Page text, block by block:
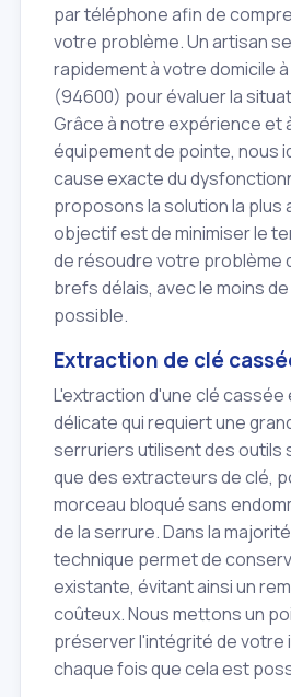
par téléphone afin de
votre problème. Un artisan
rapidement à votre domicile à
(94600) pour évaluer la
Grâce à notre expérience et
équipement de pointe, nous
cause exacte du
proposons la solution la plus
objectif est de minimiser le
de résoudre votre problème
brefs délais, avec le moins
possible.
Extraction de clé
L'extraction d'une clé
délicate qui requiert une
serruriers utilisent des outils
que des extracteurs de clé,
morceau bloqué sans
de la serrure. Dans la
technique permet de
existante, évitant ainsi un
coûteux. Nous mettons un
préserver l'intégrité de votre
chaque fois que cela est